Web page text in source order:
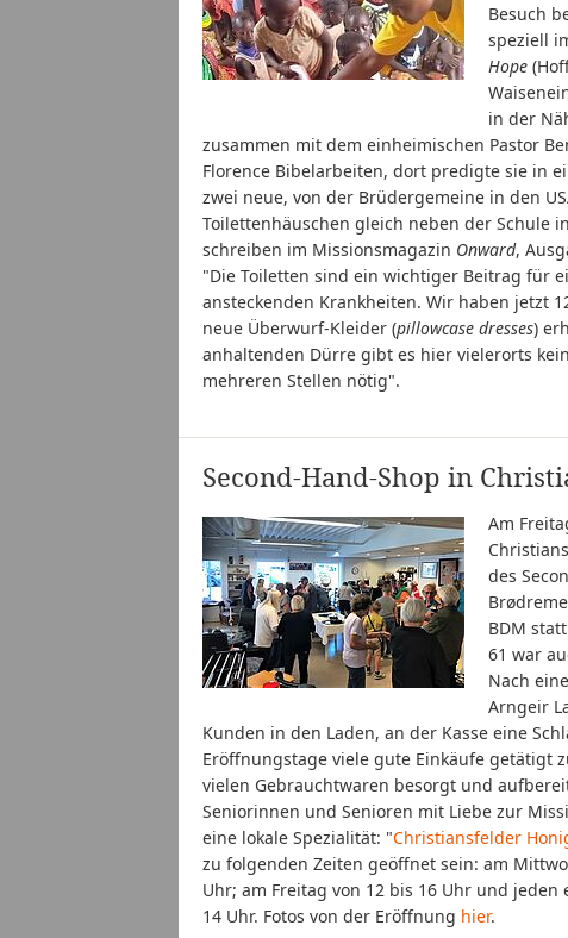
Besuch
speziell
Hope
in der
zusammen mit dem einheimischen Pastor
Florence Bibelarbeiten, dort predigte sie in
zwei neue, von der Brüdergemeine in den
Toilettenhäuschen gleich neben der Schule
schreiben im Missionsmagazin Onward,
"Die Toiletten sind ein wichtiger Beitrag für
ansteckenden Krankheiten. Wir haben jetzt
neue Überwurf-Kleider (pillowcase dresses)
anhaltenden Dürre gibt es hier vielerorts
mehreren Stellen nötig".
Second-Hand-Shop in
Am
des
BDM
61 war
Nach
Arngeir
Kunden in den Laden, an der Kasse eine
Eröffnungstage viele gute Einkäufe getätigt
vielen Gebrauchtwaren besorgt und
Seniorinnen und Senioren mit Liebe zur
eine lokale Spezialität: "Christiansfelder
zu folgenden Zeiten geöffnet sein: am
Uhr; am Freitag von 12 bis 16 Uhr und
14 Uhr. Fotos von der Eröffnung hier.